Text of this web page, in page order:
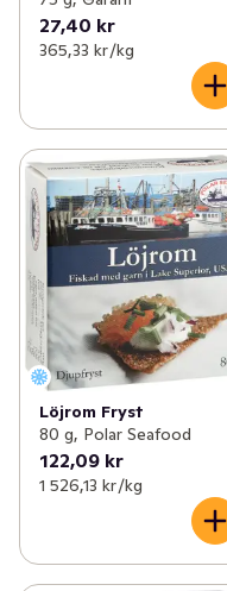
27,40 kr
365,33 kr /kg
Löjrom Fryst
80 g, Polar Seafood
122,09 kr
1 526,13 kr /kg